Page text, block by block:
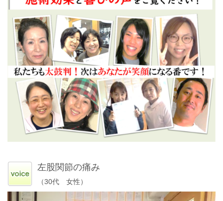
左股関節の痛み
（30代 女性）